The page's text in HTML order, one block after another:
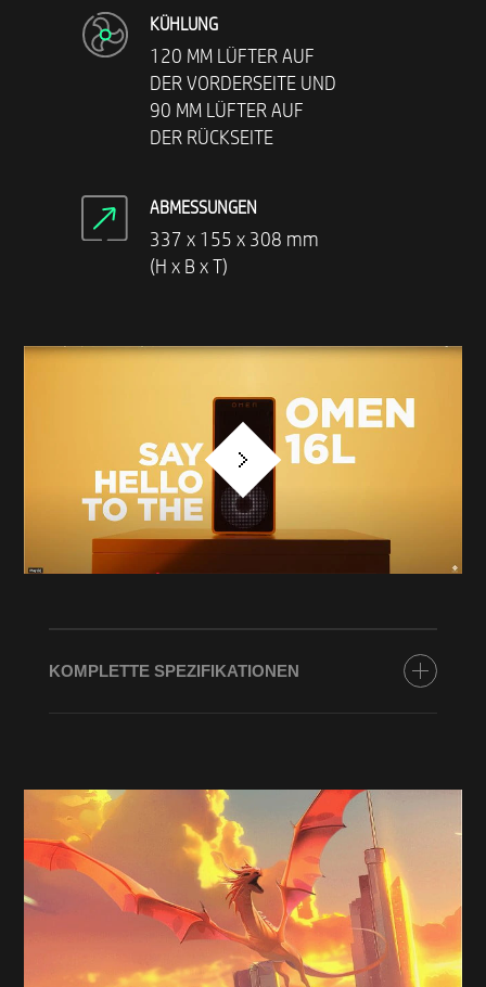
KÜHLUNG
120 MM LÜFTER AUF
DER VORDERSEITE UND
90 MM LÜFTER AUF
DER RÜCKSEITE​
ABMESSUNGEN
337 x 155 x 308 mm
(H x B x T)
KOMPLETTE SPEZIFIKATIONEN
Bis zu AMD Ryzen™ 7 8700G (max. Boost-
Taktung von bis zu 5,1 GHz, 16 MB L3-Cache,
8 Kerne, 16 Threads)*
GRAFIKKARTE
Bis zu NVIDIA® GeForce RTX™ 4060 Ti (8 GB